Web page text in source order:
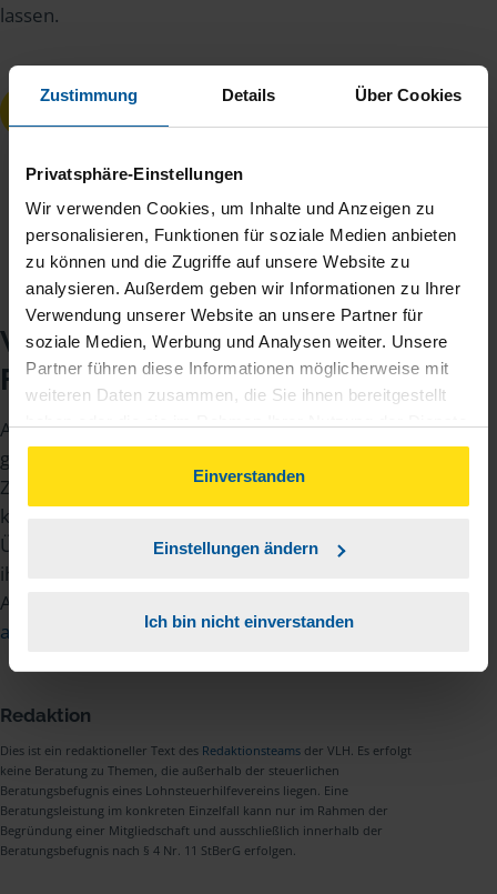
Zustimmung Details Über Cookies
Privatsphäre-Einstellungen
Wir verwenden Cookies, um Inhalte und Anzeigen zu
personalisieren, Funktionen für soziale Medien anbieten
zu können und die Zugriffe auf unsere Website zu
analysieren. Außerdem geben wir Informationen zu Ihrer
Verwendung unserer Website an unsere Partner für
soziale Medien, Werbung und Analysen weiter. Unsere
Partner führen diese Informationen möglicherweise mit
weiteren Daten zusammen, die Sie ihnen bereitgestellt
gesammelt haben. Indem Sie auf Einverstanden klicken,
können Sie der Verwendung von Cookies, gemäß
unserer
Einverstanden
Einstellungen ändern
Ich bin nicht einverstanden
lassen.
ÜBRIGENS:
die auswärtige Tätigkeitsstätte an nicht
mehr als zwei Tagen in der Woche
aufgesucht wird.
Was gilt für Lkw-
Fahrer/innen?
Auch für Lastkraftwagen-Fahrerinnen und -Fahrer
gelten die aktuellen Verpflegungspauschalen.
Zusätzlich zum Verpflegungspauschbetrag
können sie eine zusätzliche
Übernachtungspauschale nutzen, wenn sie in
ihrer Kabine übernachten. Mehr dazu in unserem
Artikel
absetzen
Redaktion
Dies ist ein redaktioneller Text des Redaktionsteams der VLH. Es erfolgt
keine Beratung zu Themen, die außerhalb der steuerlichen
Beratungsbefugnis eines Lohnsteuerhilfevereins liegen. Eine
Beratungsleistung im konkreten Einzelfall kann nur im Rahmen der
Begründung einer Mitgliedschaft und ausschließlich innerhalb der
Beratungsbefugnis nach § 4 Nr. 11 StBerG erfolgen.